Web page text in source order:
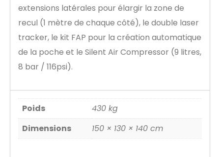
extensions latérales pour élargir la zone de
recul (1 mètre de chaque côté), le double laser
tracker, le kit FAP pour la création automatique
de la poche et le Silent Air Compressor (9 litres,
8 bar / 116psi).
Poids
430 kg
Dimensions
150 × 130 × 140 cm